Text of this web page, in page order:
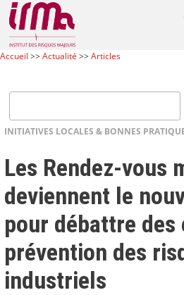
Accueil >>Actualité >>Articles
INITIATIVES LOCALES & BONNES
Les Rendez-vous
deviennent le
pour débattre des
prévention des
industriels